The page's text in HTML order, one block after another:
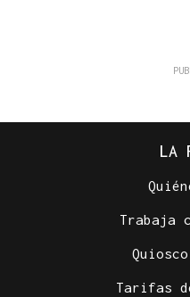
LA
Trabaja
Tarifas